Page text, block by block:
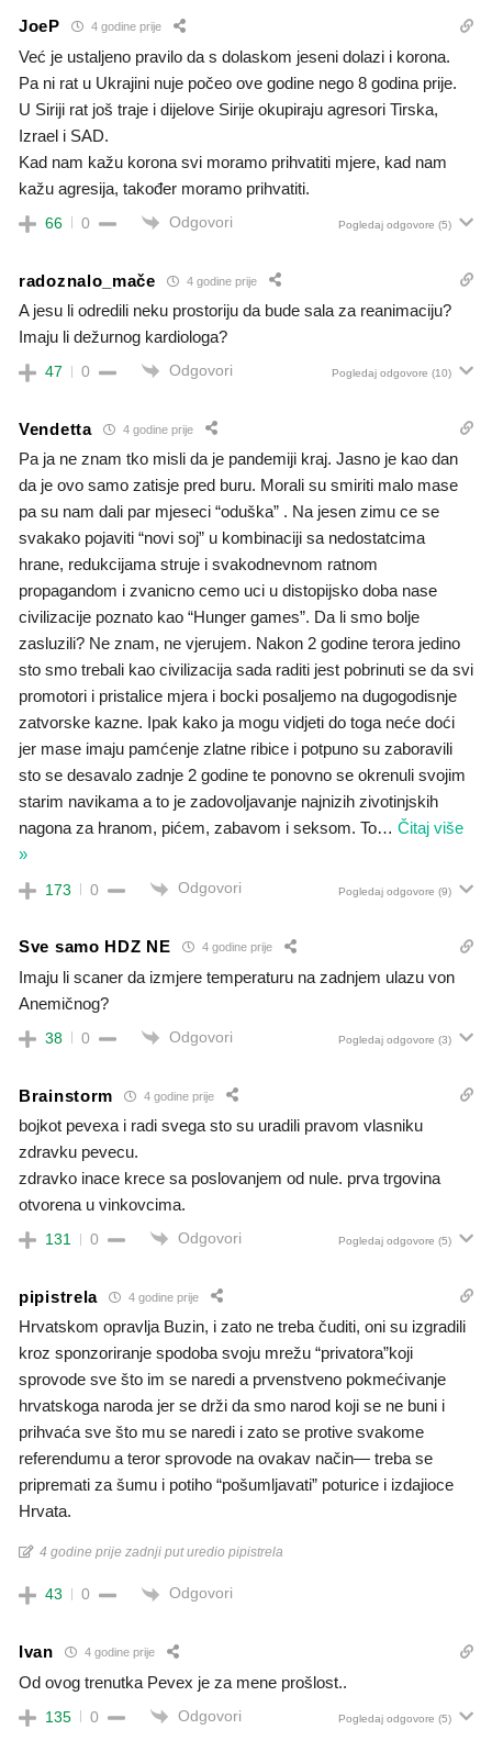
JoeP 4 godine prije
Već je ustaljeno pravilo da s dolaskom jeseni dolazi i korona.
Pa ni rat u Ukrajini nuje počeo ove godine nego 8 godina prije.
U Siriji rat još traje i dijelove Sirije okupiraju agresori Tirska,
Izrael i SAD.
Kad nam kažu korona svi moramo prihvatiti mjere, kad nam
kažu agresija, također moramo prihvatiti.
66 0 Odgovori Pogledaj odgovore (5)
radoznalo_mače 4 godine prije
A jesu li odredili neku prostoriju da bude sala za reanimaciju?
Imaju li dežurnog kardiologa?
47 0 Odgovori Pogledaj odgovore (10)
Vendetta 4 godine prije
Pa ja ne znam tko misli da je pandemiji kraj. Jasno je kao dan
da je ovo samo zatisje pred buru. Morali su smiriti malo mase
pa su nam dali par mjeseci “oduška” . Na jesen zimu ce se
svakako pojaviti “novi soj” u kombinaciji sa nedostatcima
hrane, redukcijama struje i svakodnevnom ratnom
propagandom i zvanicno cemo uci u distopijsko doba nase
civilizacije poznato kao “Hunger games”. Da li smo bolje
zasluzili? Ne znam, ne vjerujem. Nakon 2 godine terora jedino
sto smo trebali kao civilizacija sada raditi jest pobrinuti se da svi
promotori i pristalice mjera i bocki posaljemo na dugogodisnje
zatvorske kazne. Ipak kako ja mogu vidjeti do toga neće doći
jer mase imaju pamćenje zlatne ribice i potpuno su zaboravili
sto se desavalo zadnje 2 godine te ponovno se okrenuli svojim
starim navikama a to je zadovoljavanje najnizih zivotinjskih
nagona za hranom, pićem, zabavom i seksom. To… Čitaj više
»
173 0 Odgovori Pogledaj odgovore (9)
Sve samo HDZ NE 4 godine prije
Imaju li scaner da izmjere temperaturu na zadnjem ulazu von
Anemičnog?
38 0 Odgovori Pogledaj odgovore (3)
Brainstorm 4 godine prije
bojkot pevexa i radi svega sto su uradili pravom vlasniku
zdravku pevecu.
zdravko inace krece sa poslovanjem od nule. prva trgovina
otvorena u vinkovcima.
131 0 Odgovori Pogledaj odgovore (5)
pipistrela 4 godine prije
Hrvatskom opravlja Buzin, i zato ne treba čuditi, oni su izgradili
kroz sponzoriranje spodoba svoju mrežu “privatora”koji
sprovode sve što im se naredi a prvenstveno pokmećivanje
hrvatskoga naroda jer se drži da smo narod koji se ne buni i
prihvaća sve što mu se naredi i zato se protive svakome
referendumu a teror sprovode na ovakav način— treba se
pripremati za šumu i potiho “pošumljavati” poturice i izdajioce
Hrvata.
4 godine prije zadnji put uredio pipistrela
43 0 Odgovori
Ivan 4 godine prije
Od ovog trenutka Pevex je za mene prošlost..
135 0 Odgovori Pogledaj odgovore (5)